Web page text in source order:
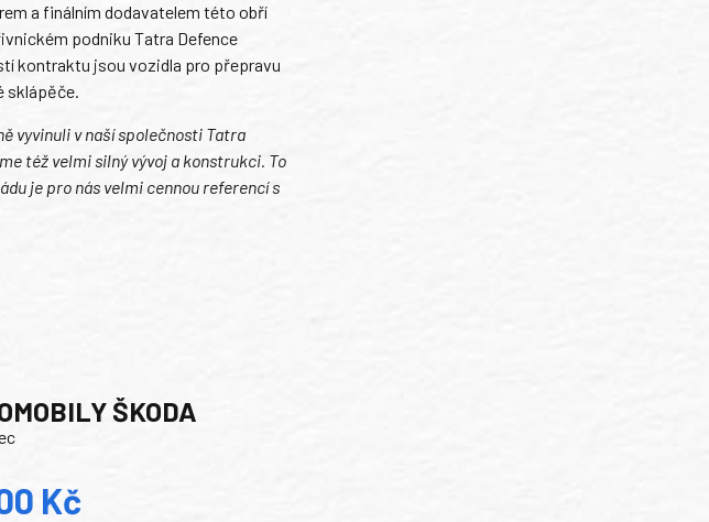
a finálním dodavatelem této obří
podniku Tatra Defence
kontraktu jsou vozidla pro přepravu
sklápěče.
vyvinuli v naší společnosti Tatra
též velmi silný vývoj a konstrukci. To
je pro nás velmi cennou referencí s
ŠKODA
Kč